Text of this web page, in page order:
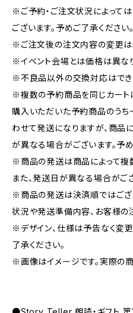
※ご予約・ご注文状況によって
ございます。予めご了承ください。
※ご注文後の注文内容の変更は
※イベント会場とは価格は異な
※不良品以外の交換対応はでき
※複数の予約商品を同じカート
購入いただいた予約商品のう
わせて発送になりますが、商品
が異なる場合がございます。予
※商品の発送は商品によって複
また、発送日が異なる場合がご
※商品の発送は決済順ではござ
状況や発送準備内容、お客様の
※デザイン、仕様は予告なく変
了承ください。
※画像はイメージです。実際の